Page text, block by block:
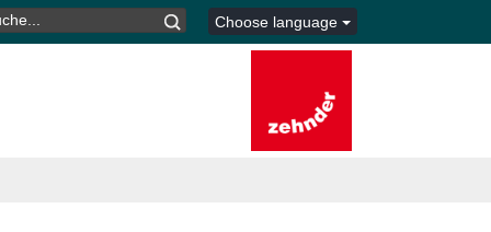
Choose language